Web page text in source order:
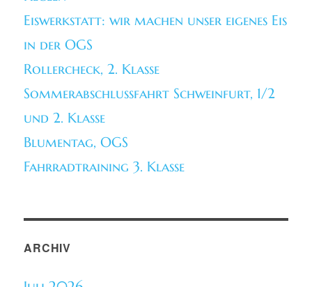
Eiswerkstatt: wir machen unser eigenes Eis
in der OGS
Rollercheck, 2. Klasse
Sommerabschlussfahrt Schweinfurt, 1/2
und 2. Klasse
Blumentag, OGS
Fahrradtraining 3. Klasse
ARCHIV